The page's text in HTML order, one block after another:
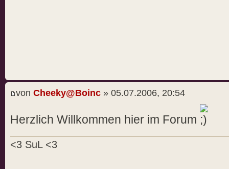
von Cheeky@Boinc » 05.07.2006, 20:54
Herzlich Willkommen hier im Forum
<3 SuL <3